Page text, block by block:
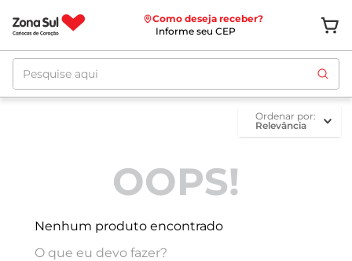
Como deseja receber?
Informe seu CEP
Pesquise aqui
ordenar por
Relevância
OOPS!
Nenhum produto encontrado
O que eu devo fazer?